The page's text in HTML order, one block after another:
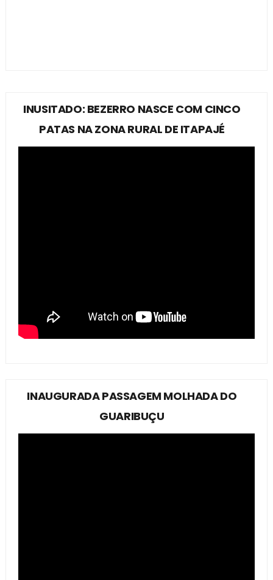
INUSITADO: BEZERRO NASCE COM CINCO
PATAS NA ZONA RURAL DE ITAPAJÉ
INAUGURADA PASSAGEM MOLHADA DO
GUARIBUÇU